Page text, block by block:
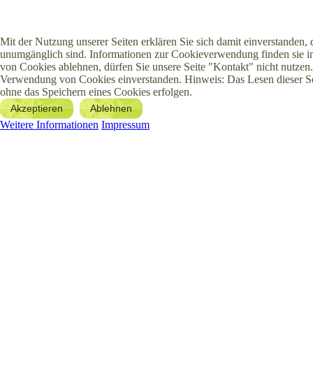
Mit der Nutzung unserer Seiten erklären Sie sich damit
unumgänglich sind. Informationen zur Cookieverwendung finden sie
von Cookies ablehnen, dürfen Sie unsere Seite "Kontakt" nicht
Verwendung von Cookies einverstanden. Hinweis: Das Lesen dieser
ohne das Speichern eines Cookies erfolgen.
Akzeptieren Ablehnen
Weitere Informationen Impressum